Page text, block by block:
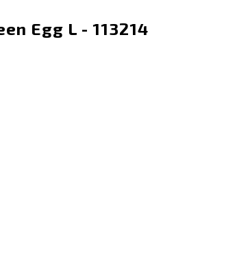
Egg L - 113214